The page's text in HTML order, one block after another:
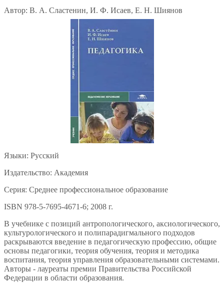
Автор: В. А. Сластенин, И. Ф. Исаев, Е. Н. Шиянов
Языки: Русский
Издательство: Академия
Серия: Среднее профессиональное образование
ISBN 978-5-7695-4671-6; 2008 г.
В учебнике с позиций антропологического, аксиологического,
культурологического и полипарадигмального подходов
раскрываются введение в педагогическую профессию, общие
основы педагогики, теория обучения, теория и методика
воспитания, теория управления образовательными системами.
Авторы - лауреаты премии Правительства Российской
Федерации в области образования.